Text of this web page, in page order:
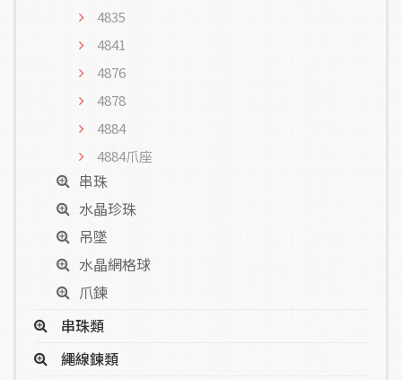
4835
4841
4876
4878
4884
4884爪座
串珠
水晶珍珠
吊墜
水晶網格球
爪鍊
串珠類
繩線鍊類